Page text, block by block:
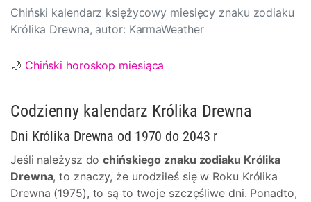
Chiński kalendarz księżycowy miesięcy znaku zodiaku
Królika Drewna, autor: KarmaWeather
🌙 Chiński horoskop miesiąca
Codzienny kalendarz Królika Drewna
Dni Królika Drewna od 1970 do 2043 r
Jeśli należysz dochińskiego znaku zodiaku Królika
Drewna, to znaczy, że urodziłeś się w Roku Królika
Drewna (1975), to są to twoje szczęśliwe dni. Ponadto,